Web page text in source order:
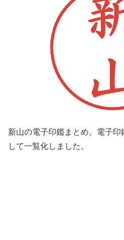
新山の電子印鑑まとめ。電子印
して一覧化しました。